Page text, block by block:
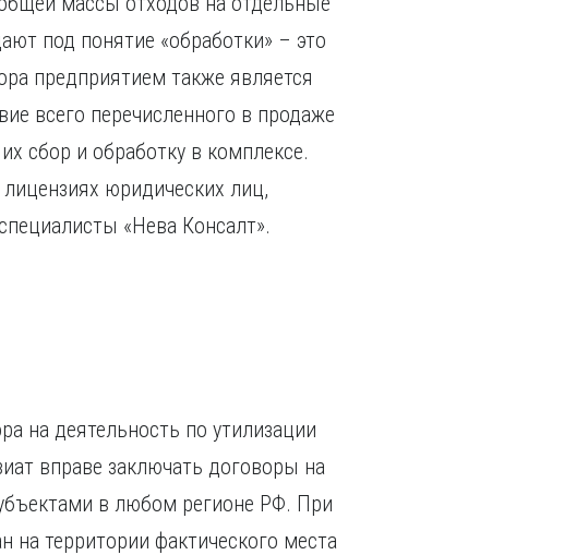
под понятие «обработки» – это
предприятием также является
всего перечисленного в продаже
сбор и обработку в комплексе.
юридических лиц,
«Нева Консалт».
на деятельность по утилизации
вправе заключать договоры на
в любом регионе РФ. При
на территории фактического места